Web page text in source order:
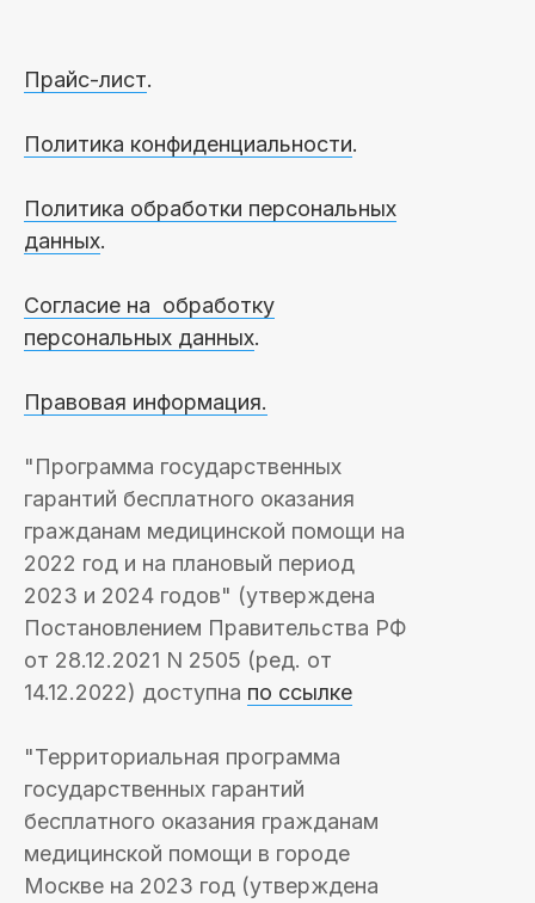
Прайс-лист.
Политика конфиденциальности.
Политика обработки персональных
данных.
Согласие на обработку
персональных данных.
Правовая информация.
"Программа государственных
гарантий бесплатного оказания
гражданам медицинской помощи на
2022 год и на плановый период
2023 и 2024 годов" (утверждена
Постановлением Правительства РФ
от 28.12.2021 N 2505 (ред. от
14.12.2022) доступна по ссылке
"Территориальная программа
государственных гарантий
бесплатного оказания гражданам
медицинской помощи в городе
Москве на 2023 год (утверждена